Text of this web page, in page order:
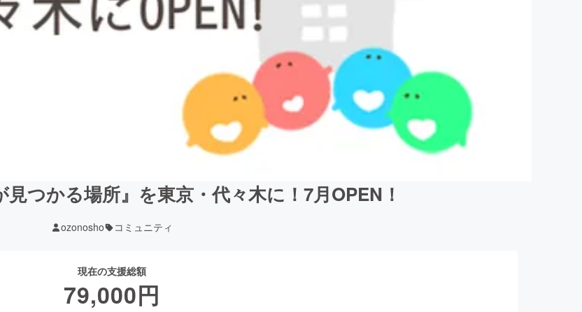
見つかる場所』を東京・代々木に！7月OPEN！
ozonosho コミュニティ
現在の支援総額
79,000円